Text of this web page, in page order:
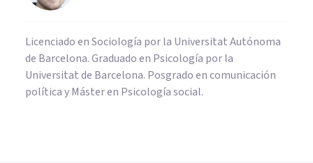
Licenciado en Sociología por la Universitat Autónoma
de Barcelona. Graduado en Psicología por la
Universitat de Barcelona. Posgrado en comunicación
política y Máster en Psicología social.